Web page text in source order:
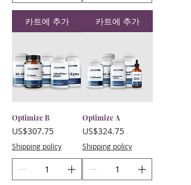
카트에 추가 카트에 추가
Optimize B
가격
US$307.75
Shipping policy
Optimize A
가격
US$324.75
Shipping policy